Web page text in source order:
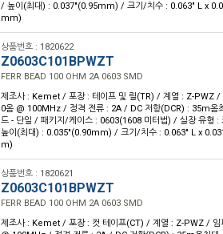
/ 높이(최대) : 0.037"(0.95mm) / 크기/치수 : 0.063" L x
mm)
상품번호 : 1820622
Z0603C101BPWZT
FERR BEAD 100 OHM 2A 0603 SMD
제조사 : Kemet / 포장 : 테이프 및 릴(TR) / 계열 : Z-PWZ /
0옴 @ 100MHz / 정격 전류 : 2A / DC 저항(DCR) : 35m옴
드 - 단일 / 패키지/케이스 : 0603(1608 미터법) / 실장 유형
높이(최대) : 0.035"(0.90mm) / 크기/치수 : 0.063" L x
m)
상품번호 : 1820621
Z0603C101BPWZT
FERR BEAD 100 OHM 2A 0603 SMD
제조사 : Kemet / 포장 : 컷 테이프(CT) / 계열 : Z-PWZ / 임